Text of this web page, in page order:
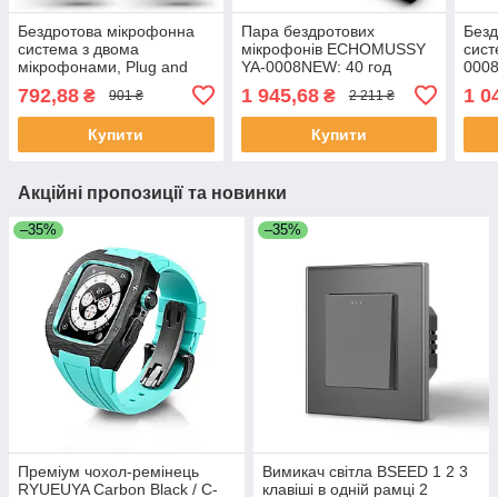
Бездротова мікрофонна
система з двома
мікрофонами, Plug and
Play, до 40 годин роботи,
білий (VHF/UHF)
792,88 ₴ 901 ₴
Купити
Пара бездротових
мікрофонів ECHOMUSSY
YA-0008NEW: 40 год
роботи, радіус 60 м, LED-
підсвітка та регулювання
гучності
1 945,68₴ 2 211 ₴
Купити
для
1
Акційні пропозиції та новинки
–35%
Преміум чохол-ремінець
RYUEUYA Carbon Black / C-
–35%
Вимикач світла BSEED 1 2 3
клавіші в одній рамці 2